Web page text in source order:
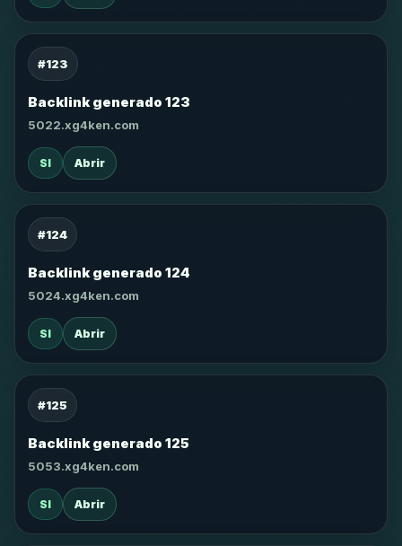
#123
Backlink generado 123
5022.xg4ken.com
SI Abrir
#124
Backlink generado 124
5024.xg4ken.com
SI Abrir
#125
Backlink generado 125
5053.xg4ken.com
SI Abrir